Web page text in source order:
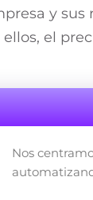
y
ellos, el
Nos